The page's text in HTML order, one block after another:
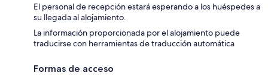
El personal de recepción estará esperando a los huéspedes a
su llegada al alojamiento.
La información proporcionada por el alojamiento puede
traducirse con herramientas de traducción automática
Formas de acceso